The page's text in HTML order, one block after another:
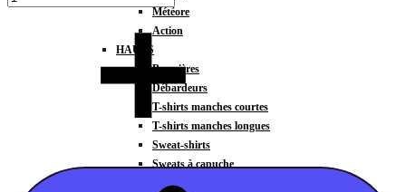
Météore
Action
HAUTS
Brassières
Débardeurs
T-shirts manches courtes
T-shirts manches longues
Sweat-shirts
Sweats à capuche
Sweats à capuche zippé